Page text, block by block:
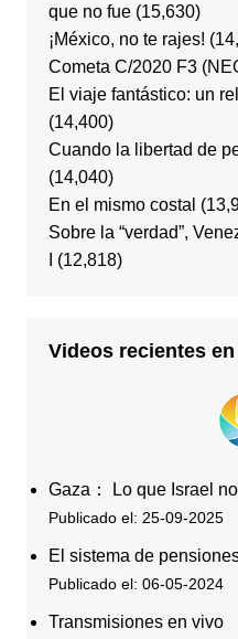
que no fue (15,630)
¡México, no te rajes!
Cometa C/2020 F3
El viaje fantástico: un
(14,400)
Cuando la libertad de
(14,040)
En el mismo costal
Sobre la “verdad”,
(12,818)
Videos recientes
Gaza： Lo que Israel
Publicado el: 25-09-2025
El sistema de
Publicado el: 06-05-2024
Transmisiones en vivo